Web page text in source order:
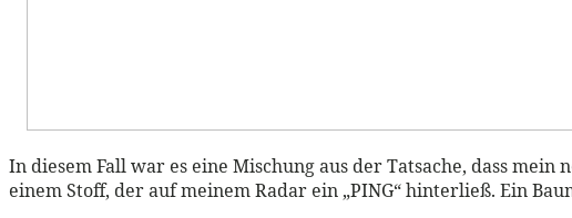
In diesem Fall war es eine Mischung aus der Tatsache, dass
einem Stoff, der auf meinem Radar ein „PING“ hinterließ. Ein